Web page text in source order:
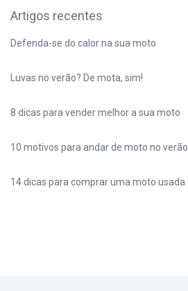
Artigos recentes
Defenda-se do calor na sua moto
Luvas no verão? De mota, sim!
8 dicas para vender melhor a sua moto
10 motivos para andar de moto no verão
14 dicas para comprar uma moto usada